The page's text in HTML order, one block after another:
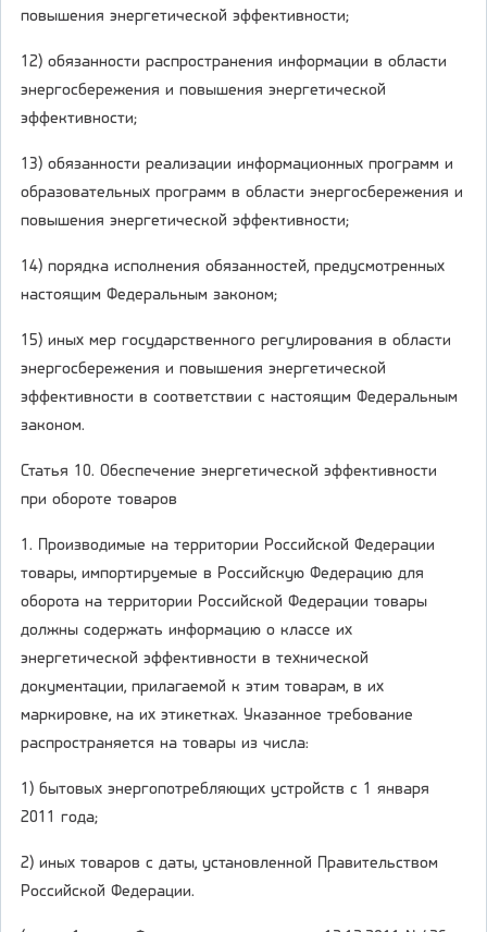
повышения энергетической эффективности;
12) обязанности распространения информации в области
энергосбережения и повышения энергетической
эффективности;
13) обязанности реализации информационных программ и
образовательных программ в области энергосбережения и
повышения энергетической эффективности;
14) порядка исполнения обязанностей, предусмотренных
настоящим Федеральным законом;
15) иных мер государственного регулирования в области
энергосбережения и повышения энергетической
эффективности в соответствии с настоящим Федеральным
законом.
Статья 10. Обеспечение энергетической эффективности
при обороте товаров
1. Производимые на территории Российской Федерации
товары, импортируемые в Российскую Федерацию для
оборота на территории Российской Федерации товары
должны содержать информацию о классе их
энергетической эффективности в технической
документации, прилагаемой к этим товарам, в их
маркировке, на их этикетках. Указанное требование
распространяется на товары из числа:
1) бытовых энергопотребляющих устройств с 1 января
2011 года;
2) иных товаров с даты, установленной Правительством
Российской Федерации.